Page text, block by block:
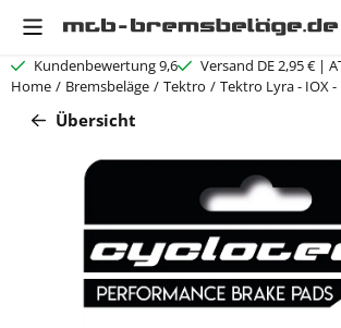
Cookie-Einstellungen verfügbar.
Kundenbewertung 9,6 Versand DE 2,95 € |
Home / Bremsbeläge / Tektro / Tektro Lyra - IOX
Übersicht